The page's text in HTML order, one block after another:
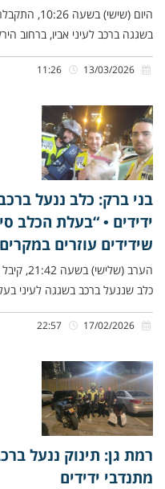
היום (שישי)
בשגגה ברכב לעיני אביו, ברחוב
בני ברק: כלב ננעל
ידידים • “בעלת הכלב
שידידים עוזרים
הערב
כלב שננעל ברכב בשגגה לעיני
רמת גן: תינוק ננעל
מתנדבי ידידים